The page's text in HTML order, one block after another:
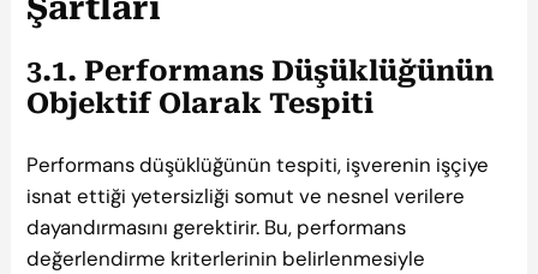
Şartları
3.1. Performans Düşüklüğünün
Objektif Olarak Tespiti
Performans düşüklüğünün tespiti, işverenin işçiye
isnat ettiği yetersizliği somut ve nesnel verilere
dayandırmasını gerektirir. Bu, performans
değerlendirme kriterlerinin belirlenmesiyle